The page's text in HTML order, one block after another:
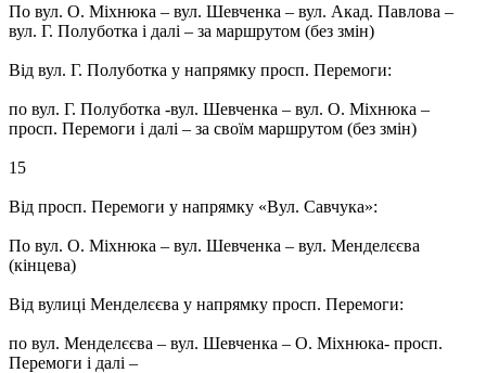
По вул. О. Міхнюка – вул. Шевченка – вул. Акад. Павлова –
вул. Г. Полуботка і далі – за маршрутом (без змін)
Від вул. Г. Полуботка у напрямку просп. Перемоги:
по вул. Г. Полуботка -вул. Шевченка – вул. О. Міхнюка –
просп. Перемоги і далі – за своїм маршрутом (без змін)
15
Від просп. Перемоги у напрямку «Вул. Савчука»:
По вул. О. Міхнюка – вул. Шевченка – вул. Менделєєва
(кінцева)
Від вулиці Менделєєва у напрямку просп. Перемоги:
по вул. Менделєєва – вул. Шевченка – О. Міхнюка- просп.
Перемоги і далі –